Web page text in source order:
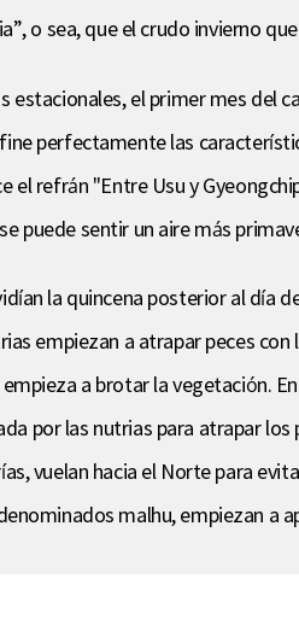
o sea, que el crudo invierno
estacionales, el primer mes del
perfectamente las
el refrán "Entre Usu y
puede sentir un aire más
la quincena posterior al día
empiezan a atrapar peces
a brotar la vegetación.
por las nutrias para atrapar
vuelan hacia el Norte para
malhu, empiezan a